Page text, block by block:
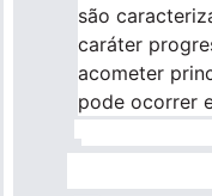
são
caráter
acometer
pode ocorrer